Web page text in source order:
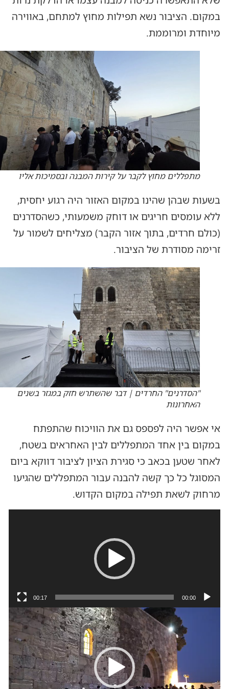
במקום. הציבור נשא תפילות מחוץ למתחם, באווירה
מיוחדת ומרוממת.
מתפללים מחוץ לקבר על קירות המבנה ובסמיכות אליו
בשעות שבהן שהינו במקום האזור היה רגוע יחסית,
ללא עומסים חריגים או דוחק משמעותי, כשהסדרנים
(כולם חרדים, בתוך אזור הקבר) מצליחים לשמור על
זרימה מסודרת של הציבור.
"הסדרנים" החרדים | דבר שהשתרש חזק במגזר בשנים
האחרונות
אי אפשר היה לפספס גם את הוויכוח שהתפתח
במקום בין אחד המתפללים לבין האחראים בשטח,
לאחר שטען בכאב כי סגירת הציון לציבור דווקא ביום
המסוגל כל כך קשה להבנה עבור המתפללים שהגיעו
מרחוק לשאת תפילה במקום הקדוש.
00:00
00:17